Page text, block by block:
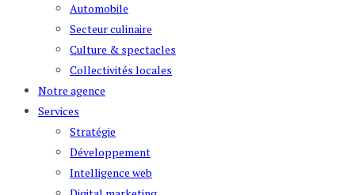
Automobile
Secteur culinaire
Culture & spectacles
Collectivités locales
Notre agence
Services
Stratégie
Développement
Intelligence web